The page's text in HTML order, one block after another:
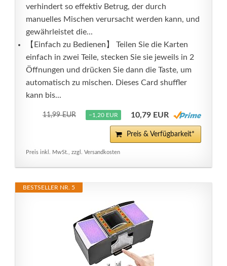
verhindert so effektiv Betrug, der durch
manuelles Mischen verursacht werden kann, und
gewährleistet die...
【Einfach zu Bedienen】 Teilen Sie die Karten
einfach in zwei Teile, stecken Sie sie jeweils in 2
Öffnungen und drücken Sie dann die Taste, um
automatisch zu mischen. Dieses Card shuffler
kann bis...
11,99 EUR −1,20 EUR 10,79 EUR
Preis & Verfügbarkeit*
Preis inkl. MwSt., zzgl. Versandkosten
BESTSELLER NR. 5